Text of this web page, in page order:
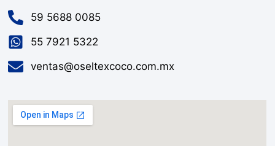
59 5688 0085
55 7921 5322
ventas@oseltexcoco.com.mx